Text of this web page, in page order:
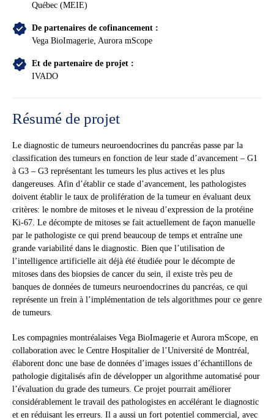
Québec (MEIE)
De partenaires de cofinancement :
Vega BioImagerie, Aurora mScope
Et de partenaire de projet :
IVADO
Résumé de projet
Le diagnostic de tumeurs neuroendocrines du pancréas passe par la
classification des tumeurs en fonction de leur stade d’avancement – G1
à G3 – G3 représentant les tumeurs les plus actives et les plus
dangereuses. Afin d’établir ce stade d’avancement, les pathologistes
doivent établir le taux de prolifération de la tumeur en évaluant deux
critères: le nombre de mitoses et le niveau d’expression de la protéine
Ki-67. Le décompte de mitoses se fait actuellement de façon manuelle
par le pathologiste ce qui prend beaucoup de temps et entraîne une
grande variabilité dans le diagnostic. Bien que l’utilisation de
l’intelligence artificielle ait déjà été étudiée pour le décompte de
mitoses dans des biopsies de cancer du sein, il existe très peu de
banques de données de tumeurs neuroendocrines du pancréas, ce qui
représente un frein à l’implémentation de tels algorithmes pour ce genre
de tumeurs.
Les compagnies montréalaises Vega BioImagerie et Aurora mScope, en
collaboration avec le Centre Hospitalier de l’Université de Montréal,
élaborent donc une base de données d’images issues d’échantillons de
pathologie digitalisés afin de développer un algorithme automatisé pour
l’évaluation du grade des tumeurs. Ce projet pourrait améliorer
considérablement le travail des pathologistes en accélérant le diagnostic
et en réduisant les erreurs. Il a aussi un fort potentiel commercial, avec